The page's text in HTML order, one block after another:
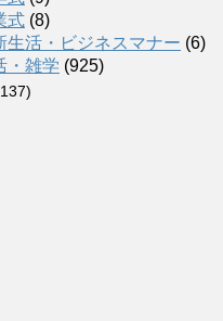
式 (8)
生活・ビジネスマナー (6)
・雑学 (925)